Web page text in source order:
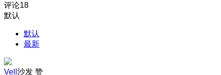
评论18
默认
默认
最新
Vell 沙发 赞